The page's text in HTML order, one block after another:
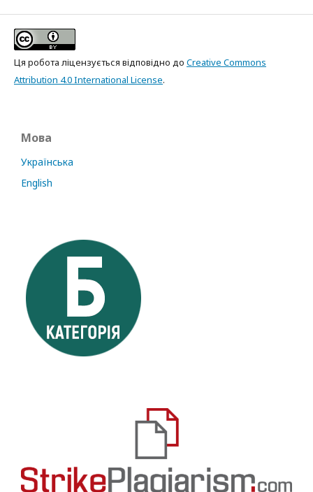
Ця робота ліцензується відповідно до Creative Commons
Attribution 4.0 International License.
Мова
Українська
English